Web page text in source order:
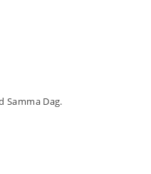
Samma Dag.